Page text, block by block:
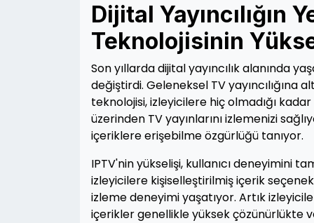
Dijital Yayıncılığın
Teknolojisinin
Son yıllarda dijital yayıncılık alanında
değiştirdi. Geleneksel TV
teknolojisi, izleyicilere hiç olmadığı
üzerinden TV yayınlarını izlemenizi
içeriklere erişebilme özgürlüğü tanıyor.
IPTV'nin yükselişi, kullanıcı deneyimini
izleyicilere kişiselleştirilmiş içerik
izleme deneyimi yaşatıyor. Artık
içerikler genellikle yüksek çözünürlükte